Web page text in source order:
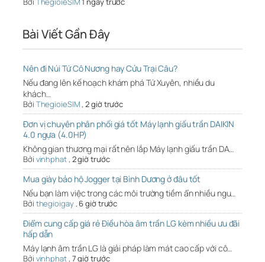
Bài Viết Gần Đây
Nên đi Núi Tứ Cô Nương hay Cửu Trại Câu?
Nếu đang lên kế hoạch khám phá Tứ Xuyên, nhiều du
khách…
Bởi ThegioieSIM,2 giờ trước
Đơn vị chuyên phân phối giá tốt Máy lạnh giấu trần DAIKIN
4.0 ngựa (4.0HP)
Không gian thương mại rất nên lắp Máy lạnh giấu trần DA…
Bởi vinhphat, 2 giờ trước
Mua giày bảo hộ Jogger tại Bình Dương ở đâu tốt
Nếu bạn làm việc trong các môi trường tiềm ẩn nhiều ngu…
Bởi thegioigay, 6 giờ trước
Điểm cung cấp giá rẻ Điều hòa âm trần LG kèm nhiều ưu đãi
hấp dẫn
Máy lạnh âm trần LG là giải pháp làm mát cao cấp với cô…
Bởi vinhphat, 7 giờ trước